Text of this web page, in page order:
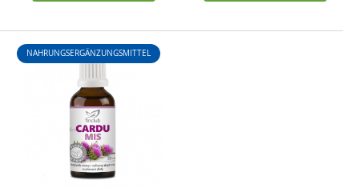
NAHRUNGSERGÄNZUNGSMITTEL